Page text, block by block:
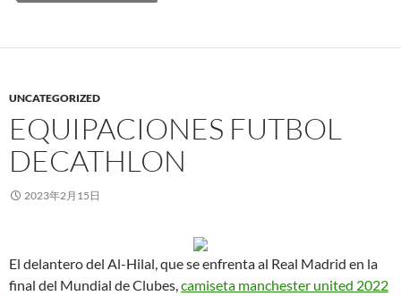
UNCATEGORIZED
EQUIPACIONES FUTBOL
DECATHLON
2023年2月15日
El delantero del Al-Hilal, que se enfrenta al Real Madrid en la
final del Mundial de Clubes,camiseta manchester united 2022